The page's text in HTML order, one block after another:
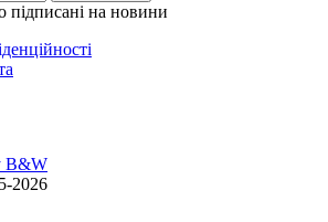
на новини
B&W
2026